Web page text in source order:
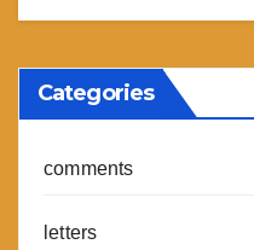
Categories
comments
letters